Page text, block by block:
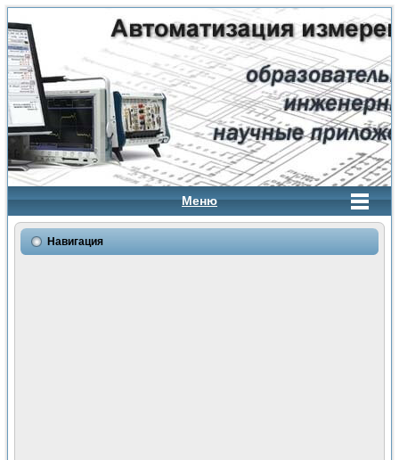
Меню
Навигация